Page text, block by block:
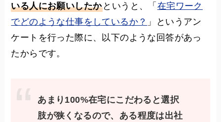
いる人にお願いしたか というと、「 在宅ワーク
でどのような仕事をしているか？ 」というアン
ケートを行った際に、以下のような回答があっ
たからです。
あまり100%在宅にこだわると選択
肢が狭くなるので、ある程度は出社